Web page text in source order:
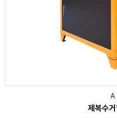
A
제복수